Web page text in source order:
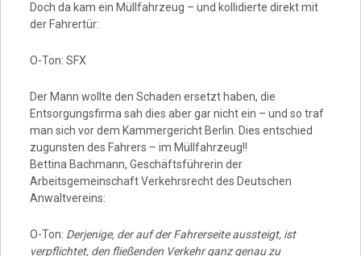
Doch da kam ein Müllfahrzeug – und kollidierte direkt mit
der Fahrertür:
O-Ton: SFX
Der Mann wollte den Schaden ersetzt haben, die
Entsorgungsfirma sah dies aber gar nicht ein – und so traf
man sich vor dem Kammergericht Berlin. Dies entschied
zugunsten des Fahrers – im Müllfahrzeug!!
Bettina Bachmann, Geschäftsführerin der
Arbeitsgemeinschaft Verkehrsrecht des Deutschen
Anwaltvereins:
O-Ton: Derjenige, der auf der Fahrerseite aussteigt, ist
verpflichtet, den fließenden Verkehr ganz genau zu